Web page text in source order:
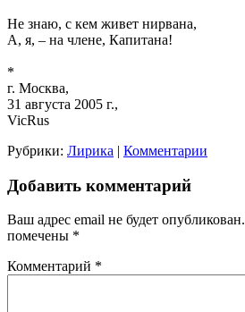
Не знаю, с кем живет нирвана,
А, я, – на члене, Капитана!
*
г. Москва,
31 августа 2005 г.,
VicRus
Рубрики: Лирика | Комментарии
Добавить комментарий
Ваш адрес email не будет опубликован.
помечены *
Комментарий *